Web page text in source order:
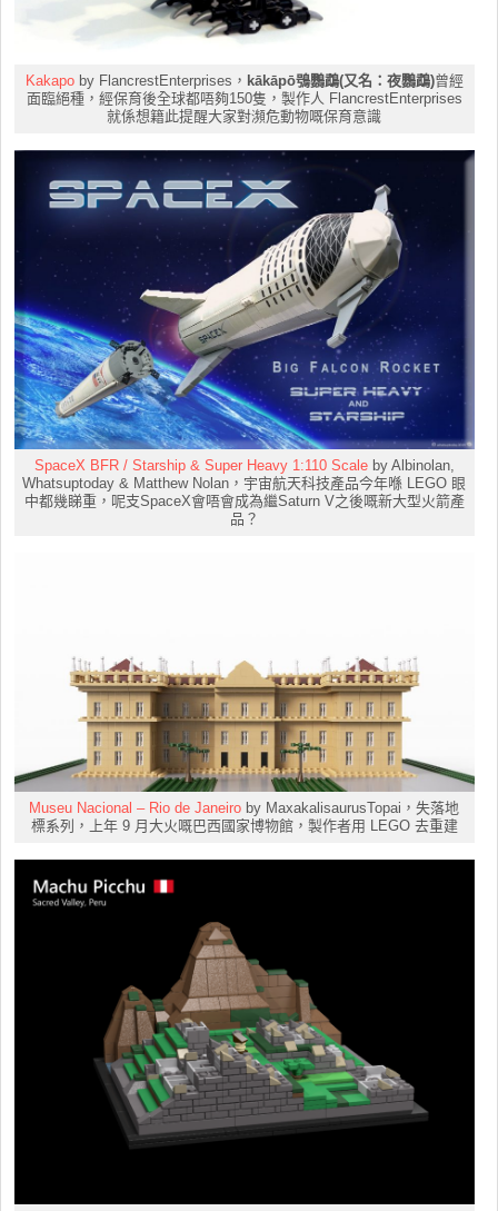
Kakapoby FlancrestEnterprises， kākāpō鴞鸚鵡(又名：夜鸚鵡)曾經
面臨絕種，經保育後全球都唔夠150隻，製作人 FlancrestEnterprises
就係想籍此提醒大家對瀕危動物嘅保育意識
SpaceX BFR / Starship & Super Heavy 1:110 Scaleby Albinolan,
Whatsuptoday & Matthew Nolan，宇宙航天科技產品今年喺 LEGO 眼
中都幾睇重，呢支SpaceX會唔會成為繼Saturn V之後嘅新大型火箭產
品？
Museu Nacional – Rio de Janeiro by MaxakalisaurusTopai，失落地
標系列，上年 9 月大火嘅巴西國家博物館，製作者用 LEGO 去重建